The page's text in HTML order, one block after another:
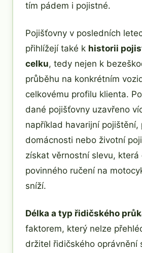
tím pádem i pojistné.
Pojišťovny v posledních
přihlížejí také k historii
celku, tedy nejen k
průběhu na konkrétním
celkovému profilu klienta.
dané pojišťovny uzavřeno
například havarijní pojištění,
domácnosti nebo životní
získat věrnostní slevu, která
povinného ručení na
sníží.
Délka a typ řidičského
faktorem, který nelze
držitel řidičského oprávnění